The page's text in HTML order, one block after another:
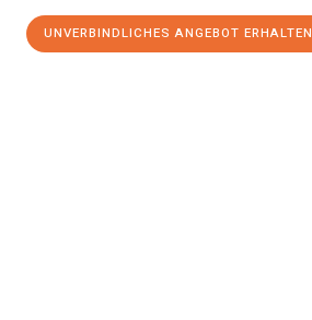
UNVERBINDLICHES ANGEBOT ERHALTEN